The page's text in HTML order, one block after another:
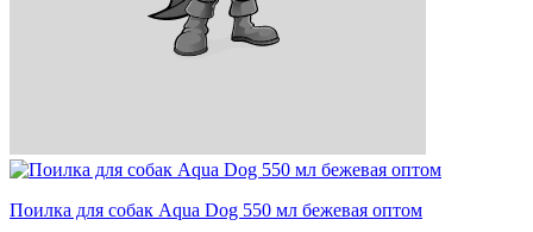
Поилка для собак Aqua Dog 550 мл бежевая оптом